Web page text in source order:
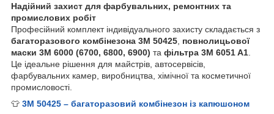
Надійний захист для фарбувальних, ремонтних та
промислових робіт
Професійний комплект індивідуального захисту складається з
багаторазового комбінезона 3M 50425 повнолицьової
маски 3M 6000 (6700, 6800, 6900) та фільтра 3M 6051 A1
Це ідеальне рішення для майстрів, автосервісів,
фарбувальних камер, виробництва, хімічної та косметичної
промисловості.
👕 3M 50425 – багаторазовий комбінезон із капюшоном